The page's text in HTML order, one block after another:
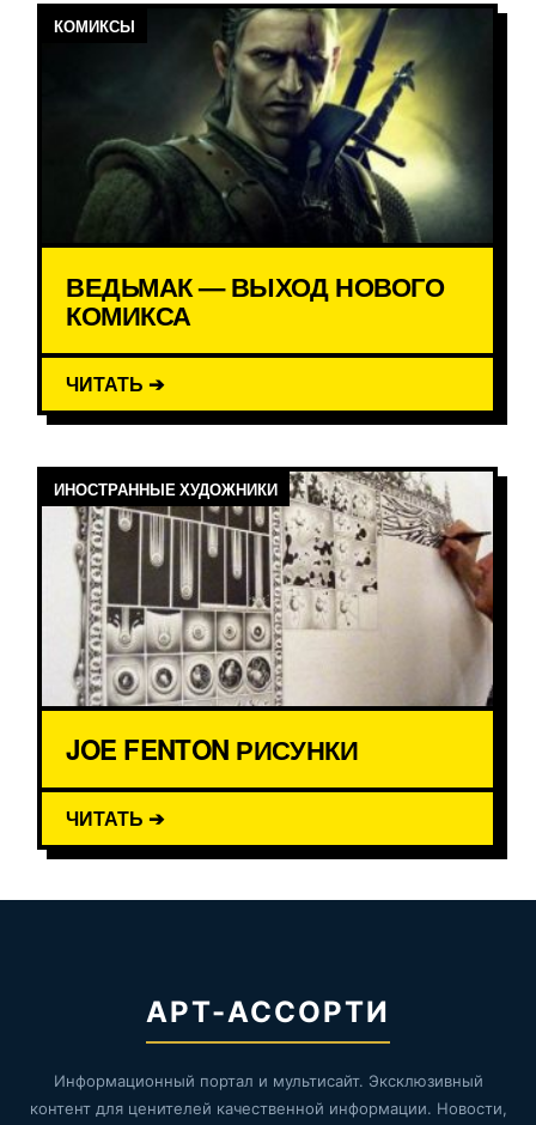
КОМИКСЫ
ВЕДЬМАК — ВЫХОД НОВОГО
КОМИКСА
ЧИТАТЬ ➔
ИНОСТРАННЫЕ ХУДОЖНИКИ
JOE FENTON РИСУНКИ
ЧИТАТЬ ➔
АРТ-АССОРТИ
Информационный портал и мультисайт. Эксклюзивный
контент для ценителей качественной информации. Новости,